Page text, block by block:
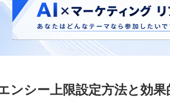
ンシー上限設定方法と効